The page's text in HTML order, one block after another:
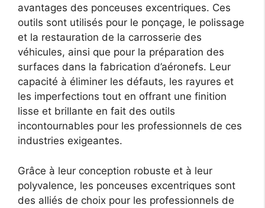
avantages des ponceuses excentriques. Ces
outils sont utilisés pour le ponçage, le polissage
et la restauration de la carrosserie des
véhicules, ainsi que pour la préparation des
surfaces dans la fabrication d’aéronefs. Leur
capacité à éliminer les défauts, les rayures et
les imperfections tout en offrant une finition
lisse et brillante en fait des outils
incontournables pour les professionnels de ces
industries exigeantes.
Grâce à leur conception robuste et à leur
polyvalence, les ponceuses excentriques sont
des alliés de choix pour les professionnels de